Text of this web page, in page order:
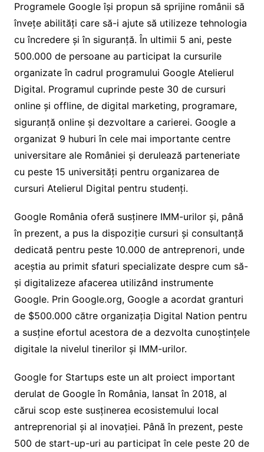
Programele Google își propun să sprijine românii să
învețe abilități care să-i ajute să utilizeze tehnologia
cu încredere și în siguranță. În ultimii 5 ani, peste
500.000 de persoane au participat la cursurile
organizate în cadrul programului Google Atelierul
Digital. Programul cuprinde peste 30 de cursuri
online și offline, de digital marketing, programare,
siguranță online și dezvoltare a carierei. Google a
organizat 9 huburi în cele mai importante centre
universitare ale României și derulează parteneriate
cu peste 15 universități pentru organizarea de
cursuri Atelierul Digital pentru studenți.
Google România oferă susținere IMM-urilor și, până
în prezent, a pus la dispoziție cursuri și consultanță
dedicată pentru peste 10.000 de antreprenori, unde
aceștia au primit sfaturi specializate despre cum să-
și digitalizeze afacerea utilizând instrumente
Google. Prin Google.org, Google a acordat granturi
de $500.000 către organizația Digital Nation pentru
a susține efortul acestora de a dezvolta cunoștințele
digitale la nivelul tinerilor și IMM-urilor.
Google for Startups este un alt proiect important
derulat de Google în România, lansat în 2018, al
cărui scop este susținerea ecosistemului local
antreprenorial și al inovației. Până în prezent, peste
500 de start-up-uri au participat în cele peste 20 de